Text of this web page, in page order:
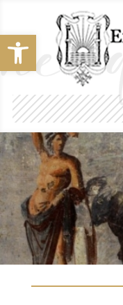
Abrir barra de